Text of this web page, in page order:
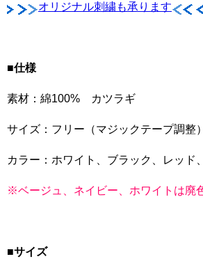
オリジナル刺繍も承ります
■仕様
素材：綿100% カツラギ
サイズ：フリー（マジックテープ調整）
カラー：ホワイト、ブラック、レッド
※ベージュ、ネイビー、ホワイトは廃
■サイズ